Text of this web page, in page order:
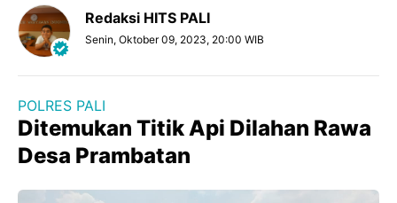
Redaksi HITS PALI
Senin, Oktober 09, 2023, 20:00 WIB
POLRES PALI
Ditemukan Titik Api Dilahan Rawa
Desa Prambatan